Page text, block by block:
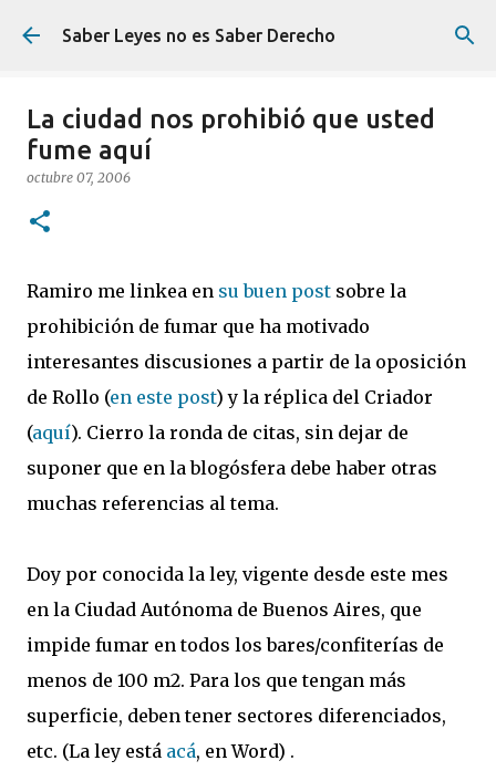
Ir al contenido principal
Saber Leyes no es Saber Derecho
La ciudad nos prohibió que usted
fume aquí
octubre 07, 2006
Ramiro me linkea en su buen post sobre la
prohibición de fumar que ha motivado
interesantes discusiones a partir de la oposición
de Rollo (en este post) y la réplica del Criador
(aquí). Cierro la ronda de citas, sin dejar de
suponer que en la blogósfera debe haber otras
muchas referencias al tema.
Doy por conocida la ley, vigente desde este mes
en la Ciudad Autónoma de Buenos Aires, que
impide fumar en todos los bares/confiterías de
menos de 100 m2. Para los que tengan más
superficie, deben tener sectores diferenciados,
etc. (La ley está acá, en Word) .